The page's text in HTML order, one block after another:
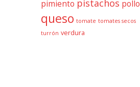
pimiento pistachos pollo
queso tomate tomates secos
turrón verdura